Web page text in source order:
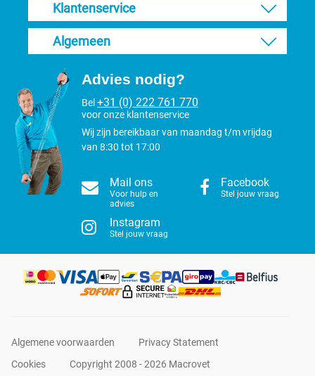
Klantenservice
Algemeen
Advies nodig?
Bel +31 (0) 222 761 770
voor onze klantenservice
Wij zijn bereikbaar van maandag t/m vrijdag
van 8:30 tot 17:00
Mail ons
Voor hulp en
advies
Facebook
Stel jouw vraag
Instagram
Stel jouw vraag
Algemene voorwaarden
Privacy Statement
Cookies
Copyright 2008 - 2026 Macrovet